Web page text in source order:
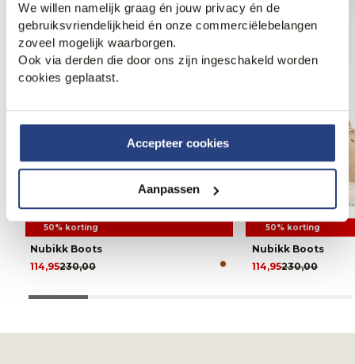
We willen namelijk graag én jouw privacy én de
gebruiksvriendelijkheid én onze commerciëlebelangen
zoveel mogelijk waarborgen.
Ook via derden die door ons zijn ingeschakeld worden
cookies geplaatst.
Accepteer cookies
Aanpassen
50% korting
Nubikk Boots
230,00
114,95
50% korting
Nubikk Boots
230,00
114,95